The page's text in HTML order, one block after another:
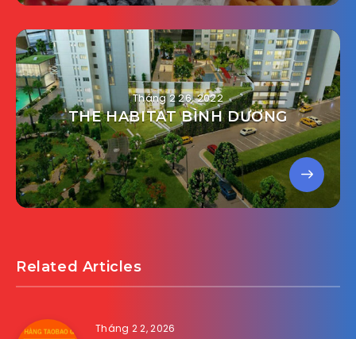
Tháng 2 26, 2022
THE HABITAT BÌNH DƯƠNG
Related Articles
Tháng 2 2, 2026